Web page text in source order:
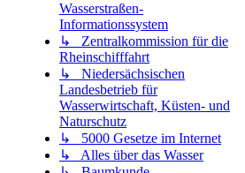
Wasserstraßen-
Informationssystem
↳ Zentralkommission für die
Rheinschifffahrt
↳ Niedersächsischen
Landesbetrieb für
Wasserwirtschaft, Küsten- und
Naturschutz
↳ 5000 Gesetze im Internet
↳ Alles über das Wasser